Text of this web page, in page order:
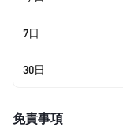
7日
30日
免責事項